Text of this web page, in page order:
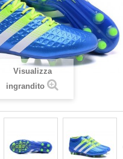
Visualizza
ingrandito